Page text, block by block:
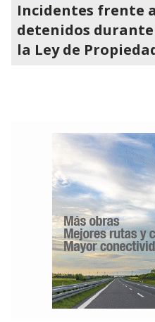
Incidentes frente
detenidos
la Ley de